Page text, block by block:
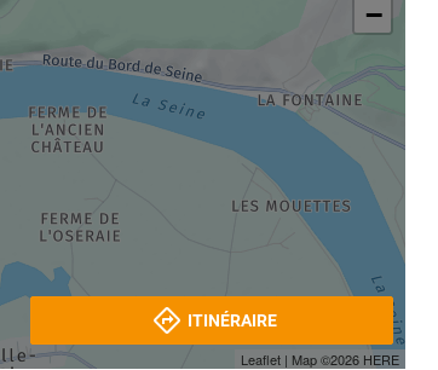
−
Leaflet | Map ©2026 HERE
ITINÉRAIRE